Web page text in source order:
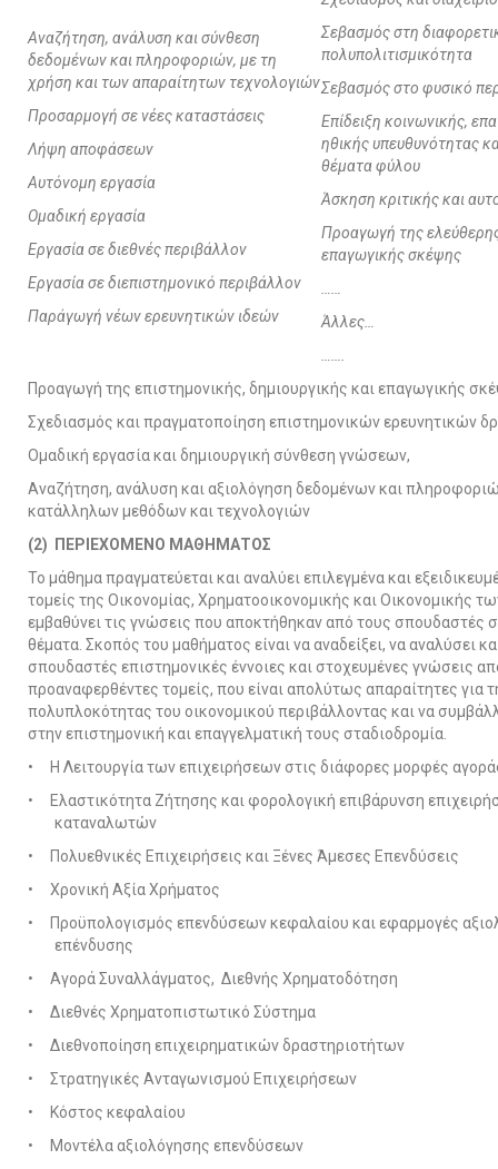
Αναζήτηση, ανάλυση και σύνθεση
δεδομένων και πληροφοριών, με τη
χρήση και των απαραίτητων τεχνολογιών
Προσαρμογή σε νέες καταστάσεις
Λήψη αποφάσεων
Αυτόνομη εργασία
Ομαδική εργασία
Εργασία σε διεθνές περιβάλλον
Εργασία σε διεπιστημονικό περιβάλλον
Παράγωγή νέων ερευνητικών ιδεών
Σεβασμός στη
πολυπολιτισμικότητα
Σεβασμός στο φυσικό
Επίδειξη κοινωνικής,
ηθικής υπευθυνότητας
θέματα φύλου
Άσκηση κριτικής και
Προαγωγή της
επαγωγικής σκέψης
Άλλες…
Προαγωγή της επιστημονικής, δημιουργικής και επαγωγικής
Σχεδιασμός και πραγματοποίηση επιστημονικών ερευνητικών
Ομαδική εργασία και δημιουργική σύνθεση γνώσεων,
Αναζήτηση, ανάλυση και αξιολόγηση δεδομένων και
κατάλληλων μεθόδων και τεχνολογιών
(2)
ΠΕΡΙΕΧΟΜΕΝΟ ΜΑΘΗΜΑΤΟΣ
Το μάθημα πραγματεύεται και αναλύει επιλεγμένα και
τομείς της Οικονομίας, Χρηματοοικονομικής και Οικονομικής
εμβαθύνει τις γνώσεις που αποκτήθηκαν από τους σπουδαστές
θέματα. Σκοπός του μαθήματος είναι να αναδείξει, να αναλύσει
σπουδαστές επιστημονικές έννοιες και στοχευμένες γνώσεις
προαναφερθέντες τομείς, που είναι απολύτως απαραίτητες για
πολυπλοκότητας του οικονομικού περιβάλλοντας και να
στην επιστημονική και επαγγελματική τους σταδιοδρομία.
• Η Λειτουργία των επιχειρήσεων στις διάφορες μορφές
• Ελαστικότητα Ζήτησης και φορολογική επιβάρυνση
καταναλωτών
• Πολυεθνικές Επιχειρήσεις και Ξένες Άμεσες Επενδύσεις
• Χρονική Αξία Χρήματος
• Προϋπολογισμός επενδύσεων κεφαλαίου και εφαρμογές
επένδυσης
• Αγορά Συναλλάγματος, Διεθνής Χρηματοδότηση
• Διεθνές Χρηματοπιστωτικό Σύστημα
• Διεθνοποίηση επιχειρηματικών δραστηριοτήτων
• Στρατηγικές Ανταγωνισμού Επιχειρήσεων
• Κόστος κεφαλαίου
• Μοντέλα αξιολόγησης επενδύσεων